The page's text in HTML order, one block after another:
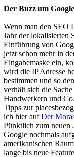
Der Buzz um
Wenn man den SEO
Jahr der lokalisierten
Einführung von
jetzt schon mehr in
Eingabemaske ein,
wird die IP Adresse
bestimmen und so
verhält sich die
Handwerkern und
Tipps zur
ich hier aufDer
Pünktlich zum neuen
Google nochmals
amerikanischen
lange bis neue